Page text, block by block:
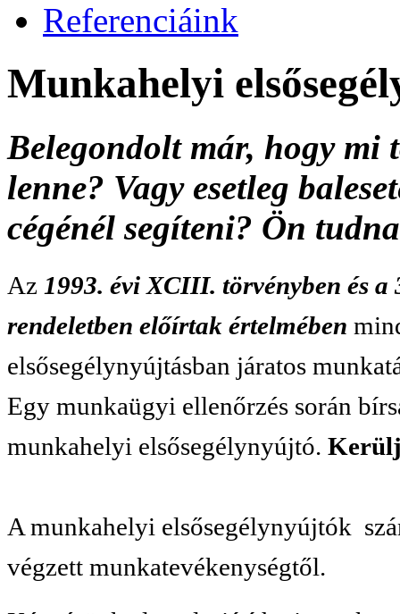
Referenciáink
Munkahelyi
Belegondolt már, hogy mi
lenne? Vagy esetleg
cégénél segíteni? Ön
Az 1993. évi XCIII. törvényben és a
rendeletben előírtak értelmében
elsősegélynyújtásban járatos
Egy munkaügyi ellenőrzés során
munkahelyi elsősegélynyújtó.
A munkahelyi elsősegélynyújtók
végzett munkatevékenységtől.